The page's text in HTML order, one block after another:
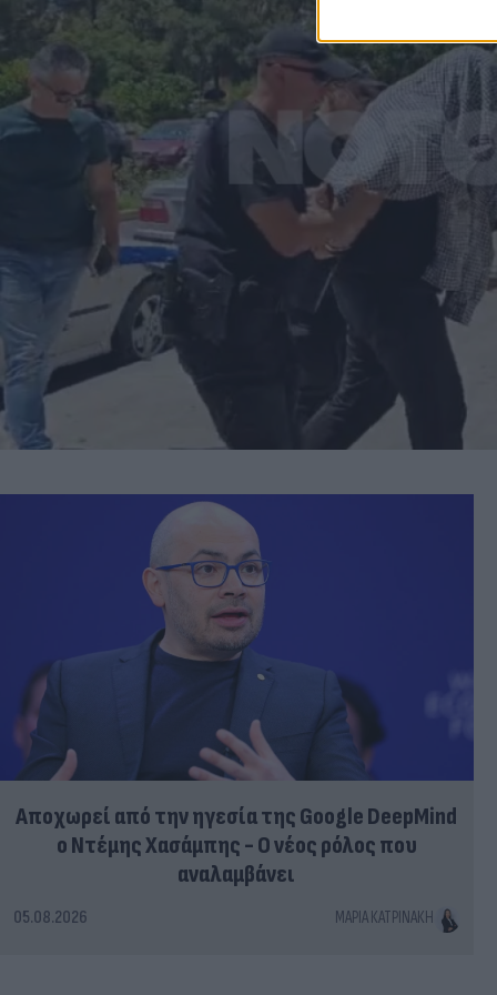
Αποχωρεί από την ηγεσία της Google DeepMind
ο Ντέμης Χασάμπης - Ο νέος ρόλος που
αναλαμβάνει
05.08.2026 ΜΑΡΊΑ ΚΑΤΡΙΝΆΚΗ